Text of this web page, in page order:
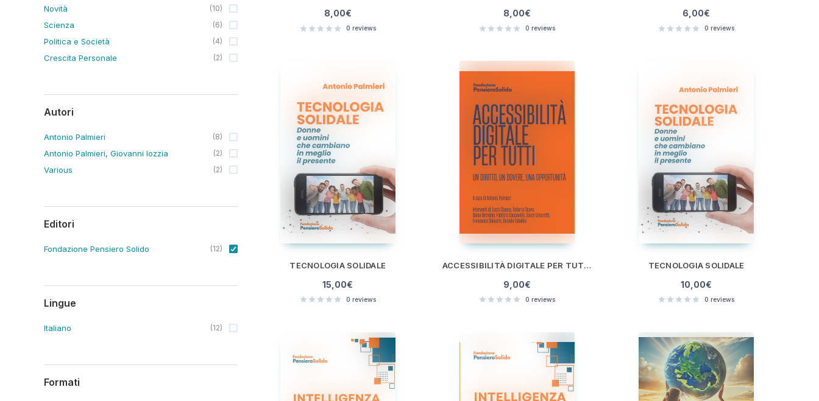
Novità (10)
Scienza (6)
Politica e Società (4)
Crescita Personale (2)
Autori
Antonio Palmieri (8)
Antonio Palmieri, Giovanni Iozzia (2)
Various (2)
Editori
Fondazione Pensiero Solido (12)
Lingue
Italiano (12)
Formati
8,00€
0 reviews
8,00€
0 reviews
6,00€
0 reviews
TECNOLOGIA SOLIDALE
15,00€
0 reviews
ACCESSIBILITÀ DIGITALE PER TUTTI. UN DIRITTO, UN DOVERE, UN'OPPORTUNITÀ
9,00€
0 reviews
TECNOLOGIA SOLIDALE
10,00€
0 reviews